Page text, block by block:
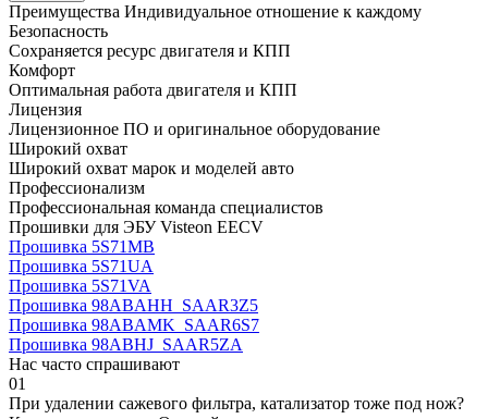
Преимущества Индивидуальное отношение к каждому
Безопасность
Сохраняется ресурс двигателя и КПП
Комфорт
Оптимальная работа двигателя и КПП
Лицензия
Лицензионное ПО и оригинальное оборудование
Широкий охват
Широкий охват марок и моделей авто
Профессионализм
Профессиональная команда специалистов
Прошивки для ЭБУ Visteon EECV
Прошивка 5S71MB
Прошивка 5S71UA
Прошивка 5S71VA
Прошивка 98ABAHH_SAAR3Z5
Прошивка 98ABAMK_SAAR6S7
Прошивка 98ABHJ_SAAR5ZA
Нас часто спрашивают
01
При удалении сажевого фильтра, катализатор тоже под нож?